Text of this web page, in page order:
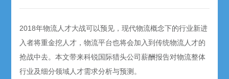
2018年物流人才大战可以预见，现代物流概念下的行业新进
入者将重金挖人才，物流平台也将会加入到传统物流人才的
抢战中去。本文带来科锐国际猎头公司薪酬报告对物流整体
行业及细分领域人才需求分析与预测。